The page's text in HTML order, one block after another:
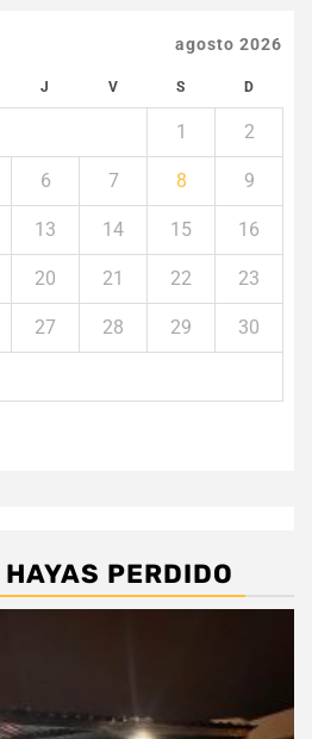
agosto 2026
J V S D
1 2
6 7 8 9
13 14 15 16
20 21 22 23
27 28 29 30
PERDIDO